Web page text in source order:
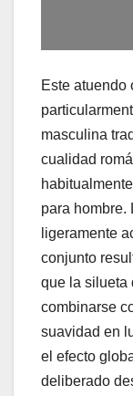
Este atuendo
masculina
cualidad
para
ligeramente
conjunto
que la silueta
combinarse
suavidad en
el efecto
deliberado